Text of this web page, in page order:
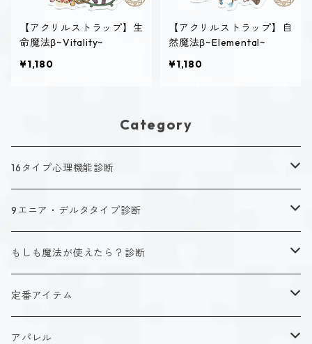
【アクリルストラップ】生
命魔法β~Vitality~
¥1,180
【アクリルストラップ】自
然魔法β~Elemental~
¥1,180
Category
16タイプ心理機能診断
キャラクタータイプ
ISTJ（新田 理央）
ISFJ（花園 明日香）
定番アイテム
アクリルストラップ
アクリルスタンド
9エニア・デルタタイプ診断
キャラクタータイプ
タイプ１-正す人
タイプ２-助ける人
ホーリーデザイン
ダークデザイン
もしも魔法が使えたら？診断
魔法スタイル
生命魔法~Vitality~
αシリーズ
定番アイテム
アクリルストラップ
アパレル